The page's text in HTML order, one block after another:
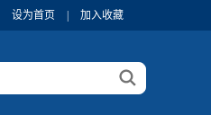
设为首页 加入收藏